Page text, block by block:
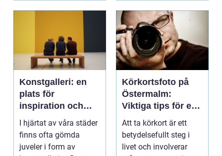
Konstgalleri: en
plats för
inspiration och
kreativ upplevelse
I hjärtat av våra städer
finns ofta gömda
juveler i form av
Körkortsfoto på
Östermalm:
Viktiga tips för en
perfekt bild
Att ta körkort är ett
betydelsefullt steg i
livet och involverar